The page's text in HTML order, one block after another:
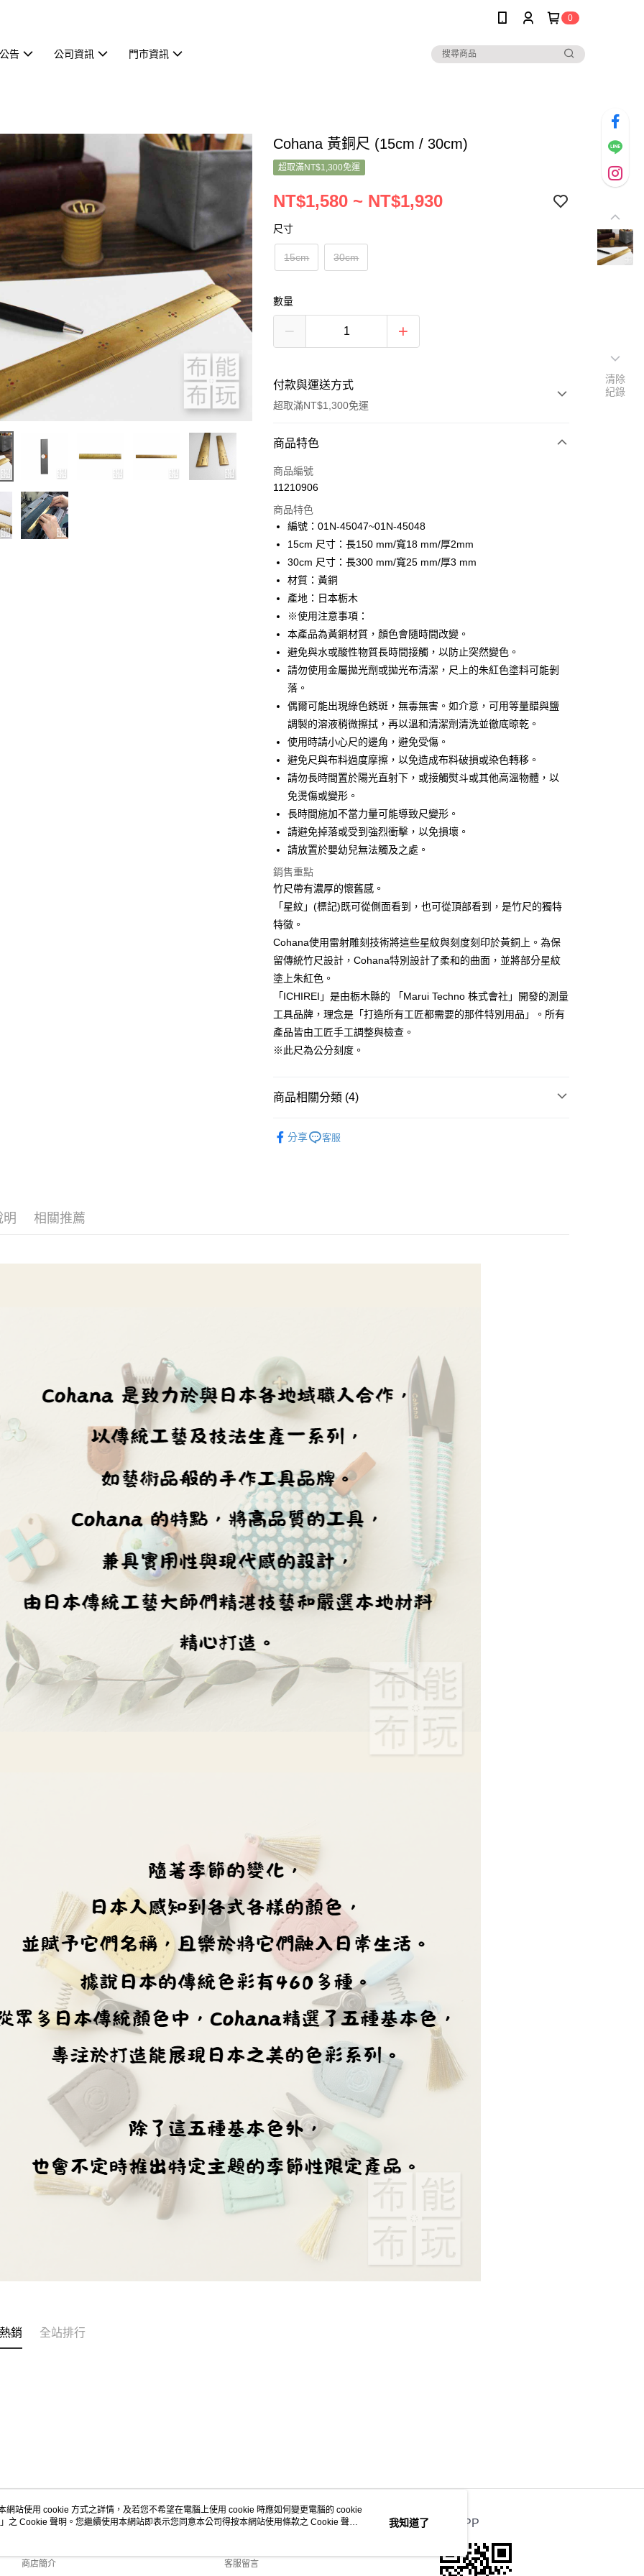
0
告 公司資訊 門市資訊
Cohana 黃銅尺 (15cm / 30cm)
超取滿NT$1,300免運
NT$1,580 ~ NT$1,930
尺寸
15cm 30cm
數量
付款與運送方式
超取滿NT$1,300免運
付款方式
信用卡一次付款
LINE Pay
Apple Pay
街口支付
Google Pay
大哥付你分期
相關說明
【大哥付你分期使用說明】
1.本服務由台灣大哥大提供，台灣大哥大用戶可立即使用無須另外申請。
2.付款方式選擇「大哥付你分期」，訂單成立後會自動跳轉到大哥付的交易
完成交易。
3.實際核准額度、可分期數及費用金額請依後續交易確認頁面所載為準。
4.訂單成立30分鐘內，如未前往確認交易或遇審核未通過，訂單將自動取
消。如遇「轉專審核」未通過狀況，表示未達大哥付你分期系統評分，恕
無法說明評估內容。
【繳款方式說明】
1.分期款項不併入電信帳單，「大哥付你分期」於每月結算日後寄送繳費提
醒簡訊。
2.透過簡訊連結打開帳單後，可選擇「超商條碼／台灣大直營門市／銀行轉
帳／街口支付／iPASS MONEY」等通路繳費。
【注意事項】
1.本服務係由「台灣大哥大股份有限公司」（以下簡稱本公司）所提供，讓
用戶於交易時，得透過本服務購買商品或服務，並由商店將買賣／分期付
款買賣價金債權讓與本公司後，依約使用本公司帳單繳交帳款。
2.基於同意付款使用「大哥付你分期」之契約關係目的，商店將以您的個人
資料（包含姓名、電話或地址）提供予台灣大哥大進項蒐集、處理及利
用，由本公司與您本人進行分期帳單所需資料之確認、核對及更正。
3.完整用戶服務條款，請詳閱以下連結：https://oppay.tw/userRule
AFTEE先享後付
相關說明
【關於「AFTEE先享後付」】
AFTEE先享後付是「在收到商品之後才付款」的支付方式。 讓您購物簡單
便利好安心！
１．簡單：不需註冊會員、不需綁卡、不需儲值。
２．便利：只要手機號碼，簡訊認證，即可結帳。
３．安心：先確認商品／服務後，再付款。
【「AFTEE先享後付」結帳流程】
付」結帳頁面，進行簡訊認證並確認金額後，即可完成結帳。
２．訂單成立數日內，您將收到繳費通知簡訊。
３．收到繳費通知簡訊後14天內，點擊此簡訊中的連結，可透過四大超商
／ATM／網路銀行／等多元方式進行付款，方視為交易完成。
※ 請注意：結帳手續完成當下不需立刻繳費，但若您需要取消訂單，請聯
絡購買商品的店家。未經商家同意取消之訂單仍視為有效，需透過AFTEE
先享後付繳納相關費用。
※ 交易是否成功請以「AFTEE先享後付 」之結帳頁面顯示為準，若有關於
是否繳費成功／繳費後需取消欲退款等相關疑問，請聯繫「AFTEE先享後
【注意事項】
１．透過由恩沛科技股份有限公司提供之「AFTEE先享後付」服務完成之
交易，需依本服務之必要範圍內提供個人資料，並將交易相關給付款項請
求債權轉讓予恩沛科技股份有限公司。
２．關於個人資料處理事宜，請瀏覽以下網址：
３．未成年的使用者請事先徵得法定代理人或監護人之同意方可使用
「AFTEE先享後付」，若未經同意申辦者引起之損失，本公司不負相關責
即時審查核予不同之上限額度；若仍有額度不足之情形，本公司將視審查
結果請求用戶進行身份認證。
動。
ATM付款
運送方式
全家取貨付款
每筆NT$65，滿NT$1,500(含以上)免運費
付款後全家取貨
每筆NT$65，滿NT$1,300(含以上)免運費
7-11取貨付款
每筆NT$65，滿NT$1,500(含以上)免運費
付款後7-11取貨
每筆NT$65，滿NT$1,500(含以上)免運費
宅配
離島宅配
每筆NT$240
商品特色
商品編號
11210906
商品特色
編號：01N-45047~01N-45048
15cm 尺寸：長150 mm/寬18 mm/厚2mm
30cm 尺寸：長300 mm/寬25 mm/厚3 mm
材質：黃銅
產地：日本栃木
※使用注意事項：
本產品為黃銅材質，顏色會隨時間改變。
避免與水或酸性物質長時間接觸，以防止突然變色。
請勿使用金屬拋光劑或拋光布清潔，尺上的朱紅色塗料可能剝
落。
偶爾可能出現綠色銹斑，無毒無害。如介意，可用等量醋與鹽
調製的溶液稍微擦拭，再以溫和清潔劑清洗並徹底晾乾。
使用時請小心尺的邊角，避免受傷。
避免尺與布料過度摩擦，以免造成布料破損或染色轉移。
請勿長時間置於陽光直射下，或接觸熨斗或其他高溫物體，以
免燙傷或變形。
長時間施加不當力量可能導致尺變形。
請避免掉落或受到強烈衝擊，以免損壞。
請放置於嬰幼兒無法觸及之處。
銷售重點
竹尺帶有濃厚的懷舊感。
「星紋」(標記)既可從側面看到，也可從頂部看到，是竹尺的獨特
特徵。
Cohana使用雷射雕刻技術將這些星紋與刻度刻印於黃銅上。為保
留傳統竹尺設計，Cohana特別設計了柔和的曲面，並將部分星紋
塗上朱紅色。
「ICHIREI」是由栃木縣的 「Marui Techno 株式會社」開發的測量
工具品牌，理念是「打造所有工匠都需要的那件特別用品」。所有
產品皆由工匠手工調整與檢查。
※此尺為公分刻度。
商品相關分類 (4)
分享 客服
明 相關推薦
銷 全站排行
關於我們
商店簡介
客服資訊
客服留言
官方APP
清除
紀錄
網站使用 cookie 方式之詳情，及若您不希望在電腦上使用 cookie 時應如何變更電腦的 cookie
」之 Cookie 聲明。您繼續使用本網站即表示您同意本公司得按本網站使用條款之 Cookie 聲明
我知道了